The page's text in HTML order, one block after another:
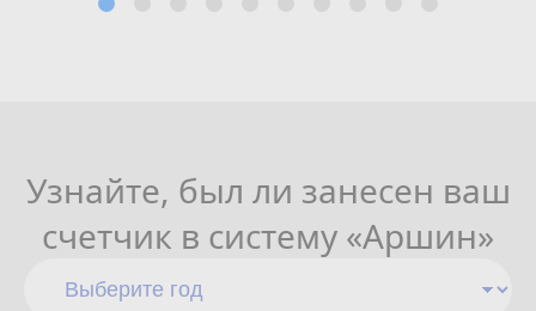
Узнайте, был ли занесен ваш
счетчик в систему «Аршин»